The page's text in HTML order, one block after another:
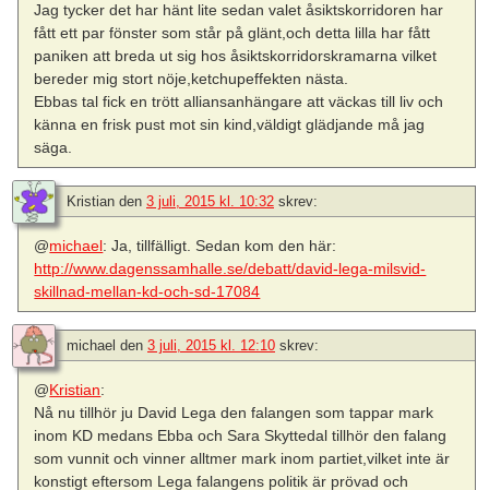
Jag tycker det har hänt lite sedan valet åsiktskorridoren har
fått ett par fönster som står på glänt,och detta lilla har fått
paniken att breda ut sig hos åsiktskorridorskramarna vilket
bereder mig stort nöje,ketchupeffekten nästa.
Ebbas tal fick en trött alliansanhängare att väckas till liv och
känna en frisk pust mot sin kind,väldigt glädjande må jag
säga.
Kristian den 3 juli, 2015 kl. 10:32 skrev:
@michael: Ja, tillfälligt. Sedan kom den här:
http://www.dagenssamhalle.se/debatt/david-lega-milsvid-
skillnad-mellan-kd-och-sd-17084
michael den 3 juli, 2015 kl. 12:10 skrev:
@Kristian:
Nå nu tillhör ju David Lega den falangen som tappar mark
inom KD medans Ebba och Sara Skyttedal tillhör den falang
som vunnit och vinner alltmer mark inom partiet,vilket inte är
konstigt eftersom Lega falangens politik är prövad och